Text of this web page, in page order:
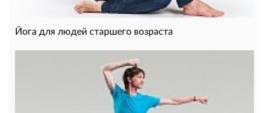
Йога для людей старшего возраста